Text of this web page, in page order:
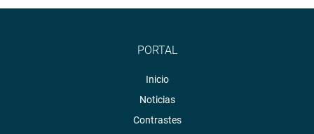
PORTAL
Inicio
Noticias
Contrastes